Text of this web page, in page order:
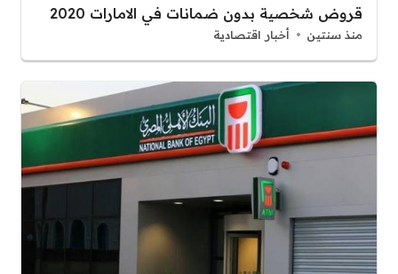
قروض شخصية بدون ضمانات في الامارات 2020
منذ سنتين أخبار اقتصادية